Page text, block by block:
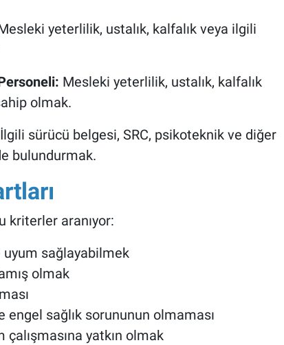
yeterlilik, ustalık, kalfalık veya ilgili
Mesleki yeterlilik, ustalık, kalfalık
olmak.
İlgili sürücü belgesi, SRC, psikoteknik ve diğer
bulundurmak.
kriterler aranıyor:
uyum sağlayabilmek
olmak
sağlık sorununun olmaması
yatkın olmak